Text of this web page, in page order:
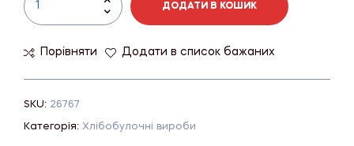
ДОДАТИ В КОШИК
Порівняти Додати в список бажаних
SKU: 26767
Категорія: Хлібобулочні вироби